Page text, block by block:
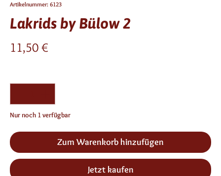
Artikelnummer: 6123
Lakrids by Bülow 2
11,50 €Preis
Nur noch 1 verfügbar
Zum Warenkorb hinzufügen
Jetzt kaufen